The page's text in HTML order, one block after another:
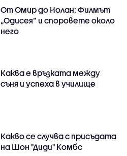
От Омир до Нолан: Филмът
„Одисея” и споровете около
него
Каква е връзката между
съня и успеха в училище
Какво се случва с присъдата
на Шон "Диди" Комбс